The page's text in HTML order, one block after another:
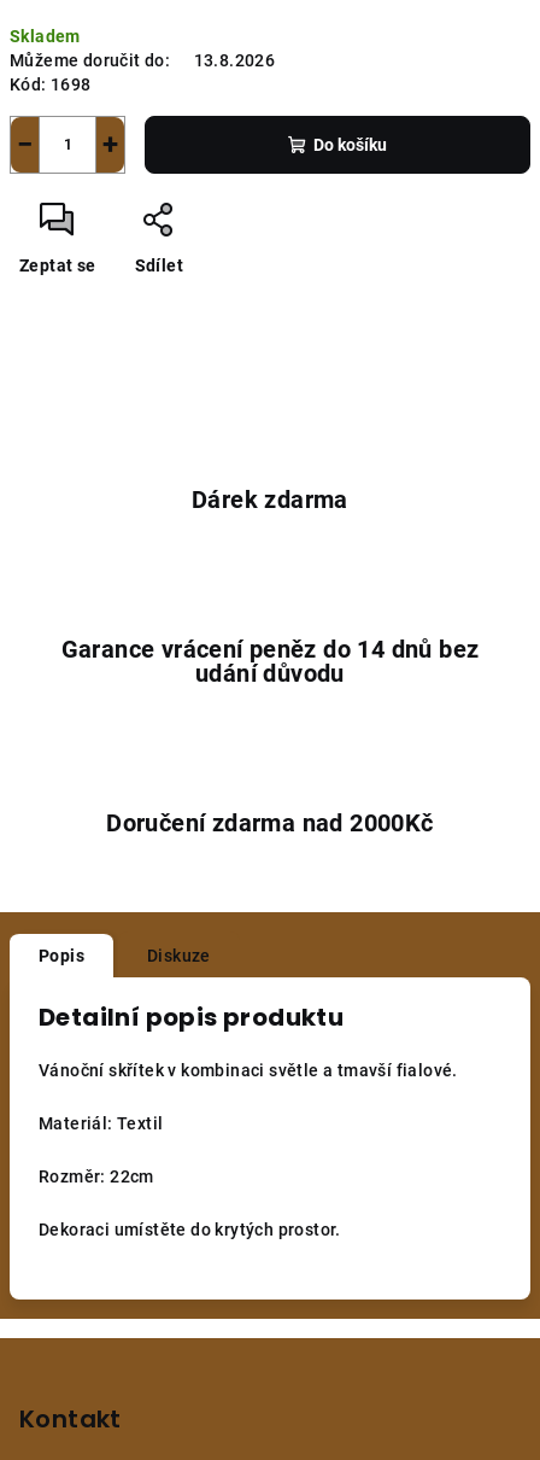
cena:
Skladem
Můžeme doručit do:
13.8.2026
Kód: 1698
+
− Do košíku
Zeptat se Sdílet
Dárek zdarma
Garance vrácení peněz do 14 dnů bez
udání důvodu
Doručení zdarma nad 2000Kč
Popis Diskuze
Detailní popis produktu
Vánoční skřítek v kombinaci světle a tmavší fialové.
Materiál: Textil
Rozměr: 22cm
Dekoraci umístěte do krytých prostor.
Kontakt